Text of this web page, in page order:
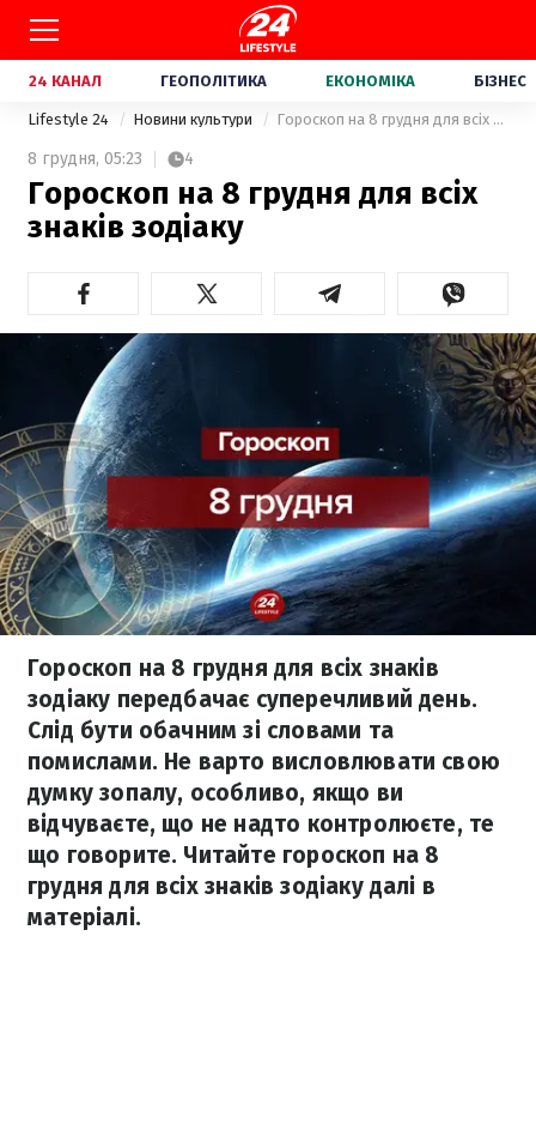
24 КАНАЛ ГЕОПОЛІТИКА ЕКОНОМІКА БІЗНЕС
Lifestyle 24 Новини культури Гороскоп на 8 грудня для всіх знаків зодіаку
8 грудня, 05:23 4
Гороскоп на 8 грудня для всіх
знаків зодіаку
Гороскоп на 8 грудня для всіх знаків
зодіаку передбачає суперечливий день.
Слід бути обачним зі словами та
помислами. Не варто висловлювати свою
думку зопалу, особливо, якщо ви
відчуваєте, що не надто контролюєте, те
що говорите. Читайте гороскоп на 8
грудня для всіх знаків зодіаку далі в
матеріалі.